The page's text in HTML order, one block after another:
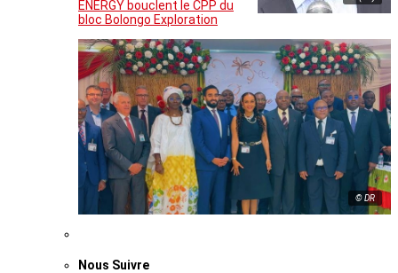
ENERGY bouclent le CPP du
bloc Bolongo Exploration
© DR
Nous Suivre